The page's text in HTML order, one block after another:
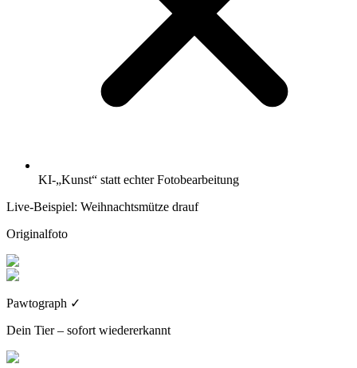
KI-„Kunst“ statt echter Fotobearbeitung
Live-Beispiel: Weihnachtsmütze drauf
Originalfoto
Pawtograph ✓
Dein Tier – sofort wiedererkannt